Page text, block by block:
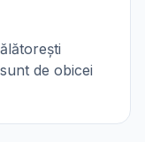
de obicei